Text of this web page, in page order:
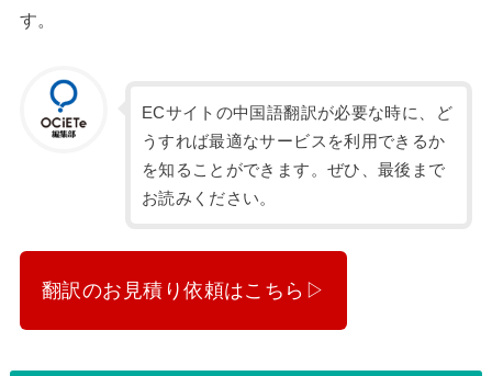
す。
ECサイトの中国語翻訳が必要な時に、ど
うすれば最適なサービスを利用できるか
を知ることができます。ぜひ、最後まで
お読みください。
翻訳のお見積り依頼はこちら▷